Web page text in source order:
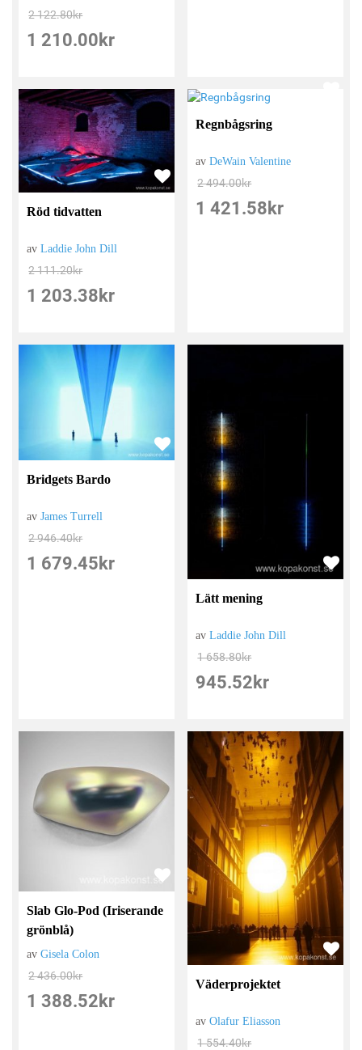
2 122.80kr
1 210.00 kr
Röd tidvatten
avLaddie John Dill
2 111.20kr
1 203.38 kr
Regnbågsring
avDeWain Valentine
2 494.00kr
1 421.58 kr
Bridgets Bardo
avJames Turrell
2 946.40kr
1 679.45 kr
Lätt mening
avLaddie John Dill
1 658.80kr
945.52 kr
Slab Glo-Pod (Iriserande
grönblå)
avGisela Colon
2 436.00kr
1 388.52 kr
Väderprojektet
avOlafur Eliasson
1 554.40kr